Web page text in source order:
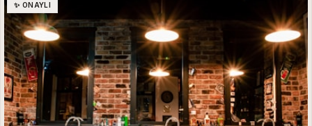
✨ ONAYLI